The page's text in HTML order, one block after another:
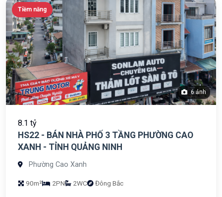
Tiềm năng
6 ảnh
8.1 tỷ
HS22 - BÁN NHÀ PHỐ 3 TẦNG PHƯỜNG CAO
XANH - TỈNH QUẢNG NINH
Phường Cao Xanh
90m² 2PN 2WC Đông Bắc